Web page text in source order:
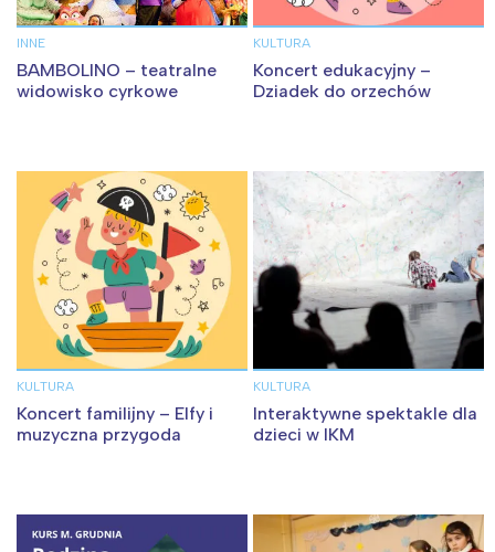
INNE
BAMBOLINO – teatralne
widowisko cyrkowe
KULTURA
Koncert edukacyjny –
Dziadek do orzechów
KULTURA
Koncert familijny – Elfy i
muzyczna przygoda
KULTURA
Interaktywne spektakle dla
dzieci w IKM